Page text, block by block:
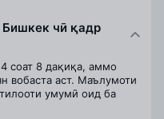
чӣ қадр
соат 8 дақиқа, аммо
вобаста аст. Маълумоти
умумӣ оид ба